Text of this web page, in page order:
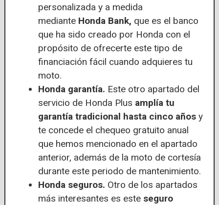
personalizada y a medida
mediante Honda Bank, que es el banco
que ha sido creado por Honda con el
propósito de ofrecerte este tipo de
financiación fácil cuando adquieres tu
moto.
Honda garantía. Este otro apartado del
servicio de Honda Plus amplía tu
garantía tradicional hasta cinco añosy
te concede el chequeo gratuito anual
que hemos mencionado en el apartado
anterior, además de la moto de cortesía
durante este periodo de mantenimiento.
Honda seguros. Otro de los apartados
más interesantes es este seguro